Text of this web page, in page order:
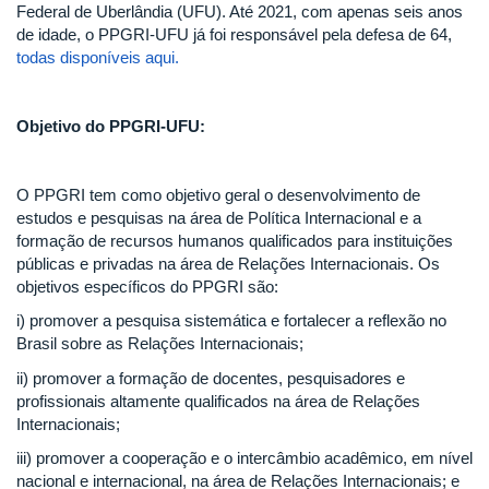
Federal de Uberlândia (UFU). Até 2021, com apenas seis anos
de idade, o PPGRI-UFU já foi responsável pela defesa de 64,
todas disponíveis aqui.
Objetivo do PPGRI-UFU:
O PPGRI tem como objetivo geral o desenvolvimento de
estudos e pesquisas na área de Política Internacional e a
formação de recursos humanos qualificados para instituições
públicas e privadas na área de Relações Internacionais. Os
objetivos específicos do PPGRI são:
i) promover a pesquisa sistemática e fortalecer a reflexão no
Brasil sobre as Relações Internacionais;
ii) promover a formação de docentes, pesquisadores e
profissionais altamente qualificados na área de Relações
Internacionais;
iii) promover a cooperação e o intercâmbio acadêmico, em nível
nacional e internacional, na área de Relações Internacionais; e